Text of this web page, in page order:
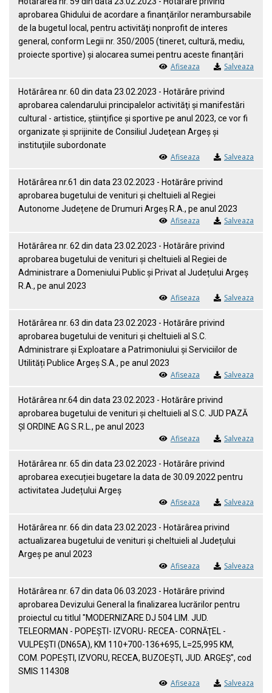
aprobarea Ghidului de acordare a finanţărilor nerambursabile
de la bugetul local, pentru activităţi nonprofit de interes
general, conform Legii nr. 350/2005 (tineret, cultură, mediu,
proiecte sportive) și alocarea sumei pentru aceste finanțări
Afiseaza Salveaza
Hotărârea nr. 60 din data 23.02.2023 - Hotărâre privind
aprobarea calendarului principalelor activităţi şi manifestări
cultural - artistice, ştiinţifice şi sportive pe anul 2023, ce vor fi
organizate şi sprijinite de Consiliul Judeţean Argeş şi
instituţiile subordonate
Afiseaza Salveaza
Hotărârea nr.61 din data 23.02.2023 - Hotărâre privind
aprobarea bugetului de venituri și cheltuieli al Regiei
Autonome Județene de Drumuri Argeș R.A., pe anul 2023
Afiseaza Salveaza
Hotărârea nr. 62 din data 23.02.2023 - Hotărâre privind
aprobarea bugetului de venituri și cheltuieli al Regiei de
Administrare a Domeniului Public și Privat al Județului Argeș
R.A., pe anul 2023
Afiseaza Salveaza
Hotărârea nr. 63 din data 23.02.2023 - Hotărâre privind
aprobarea bugetului de venituri și cheltuieli al S.C.
Administrare și Exploatare a Patrimoniului și Serviciilor de
Utilități Publice Argeș S.A., pe anul 2023
Afiseaza Salveaza
Hotărârea nr.64 din data 23.02.2023 - Hotărâre privind
aprobarea bugetului de venituri și cheltuieli al S.C. JUD PAZĂ
ȘI ORDINE AG S.R.L., pe anul 2023
Afiseaza Salveaza
Hotărârea nr. 65 din data 23.02.2023 - Hotărâre privind
aprobarea execuției bugetare la data de 30.09.2022 pentru
activitatea Județului Argeș
Afiseaza Salveaza
Hotărârea nr. 66 din data 23.02.2023 - Hotărârea privind
actualizarea bugetului de venituri și cheltuieli al Județului
Argeș pe anul 2023
Afiseaza Salveaza
Hotărârea nr. 67 din data 06.03.2023 - Hotărâre privind
aprobarea Devizului General la finalizarea lucrărilor pentru
proiectul cu titlul "MODERNIZARE DJ 504 LIM. JUD.
TELEORMAN - POPEŞTI- IZVORU- RECEA- CORNĂŢEL -
VULPEŞTI (DN65A), KM 110+700-136+695, L=25,995 KM,
COM. POPEŞTI, IZVORU, RECEA, BUZOEŞTI, JUD. ARGEŞ", cod
SMIS 114308
Afiseaza Salveaza